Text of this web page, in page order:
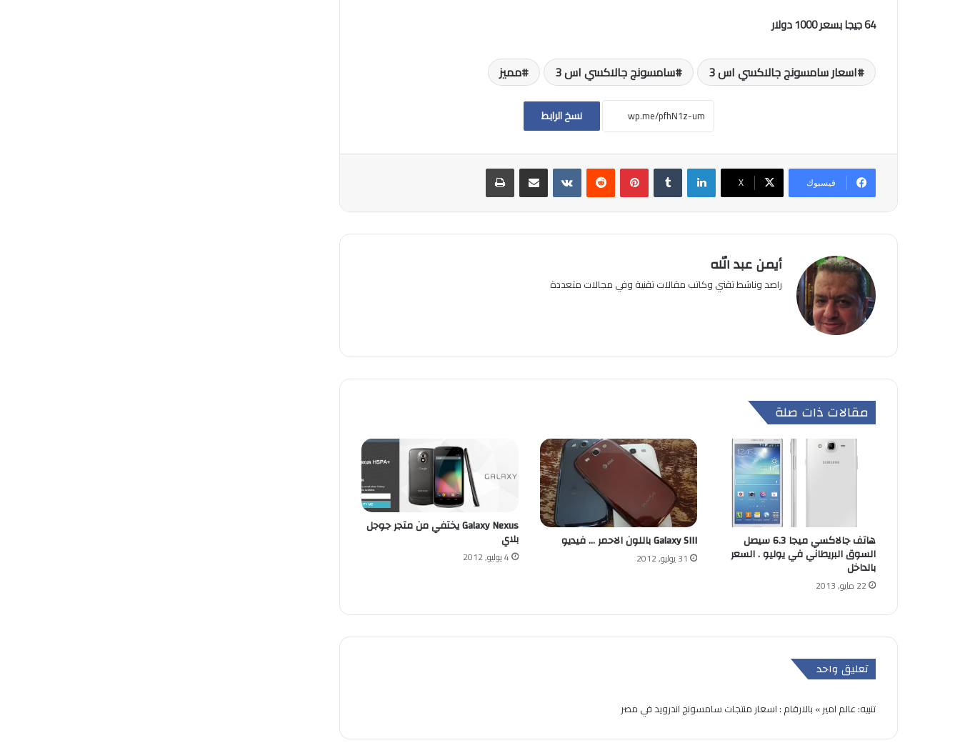
64 جيجا بسعر 1000 دولار
اسعار سامسونج جالاكسي اس 3 سامسونج جالاكسي اس 3 مميز
نسخ الرابط
فيسبوك ‫X
لينكدإن بينتيريست مشاركة عبر البريد طباعة
أيمن عبد الله
راصد وناشط تقني وكاتب مقالات تقنية وفي مجالات متعددة
مقالات ذات صلة
هاتف جالاكسي ميجا 6.3 سيصل
السوق البريطاني في يوليو . السعر
بالداخل
22 مايو, 2013
Galaxy SIII باللون الاحمر … فيديو
31 يوليو, 2012
Galaxy Nexus يختفي من متجر جوجل
بلاي
4 يوليو, 2012
تعليق واحد
تنبيه:عالم امير » بالارقام : اسعار منتجات سامسونج اندرويد في مصر